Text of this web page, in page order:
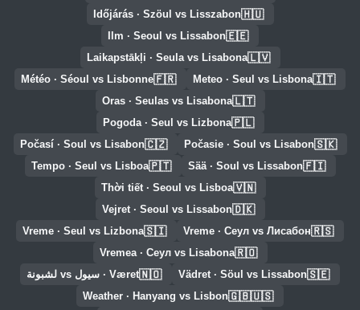
🇭🇺
Időjárás · Szöul vs Lisszabon
🇪🇪
Ilm · Seoul vs Lissabon
🇱🇻
Laikapstākļi · Seula vs Lisabona
🇮🇹
Meteo · Seul vs Lisbona
🇫🇷
Météo · Séoul vs Lisbonne
🇱🇹
Oras · Seulas vs Lisabona
🇵🇱
Pogoda · Seul vs Lizbona
🇸🇰
Počasie · Soul vs Lisabon
🇨🇿
Počasí · Soul vs Lisabon
🇫🇮
Sää · Soul vs Lissabon
🇵🇹
Tempo · Seul vs Lisboa
🇻🇳
Thời tiết · Seoul vs Lisboa
🇩🇰
Vejret · Seoul vs Lissabon
🇷🇸
Vreme · Сеул vs Лисабон
🇸🇮
Vreme · Seul vs Lizbona
🇷🇴
Vremea · Сеул vs Lisabona
🇸🇪
Vädret · Söul vs Lissabon
🇳🇴Været · سيول vs لشبونة
🇬🇧🇺🇸
Weather · Hanyang vs Lisbon